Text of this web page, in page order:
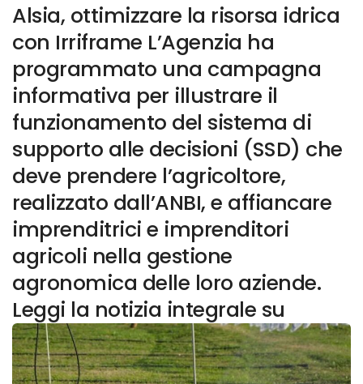
Alsia, ottimizzare la risorsa idrica
con Irriframe L’Agenzia ha
programmato una campagna
informativa per illustrare il
funzionamento del sistema di
supporto alle decisioni (SSD) che
deve prendere l’agricoltore,
realizzato dall’ANBI, e affiancare
imprenditrici e imprenditori
agricoli nella gestione
agronomica delle loro aziende.
Leggi la notizia integrale su